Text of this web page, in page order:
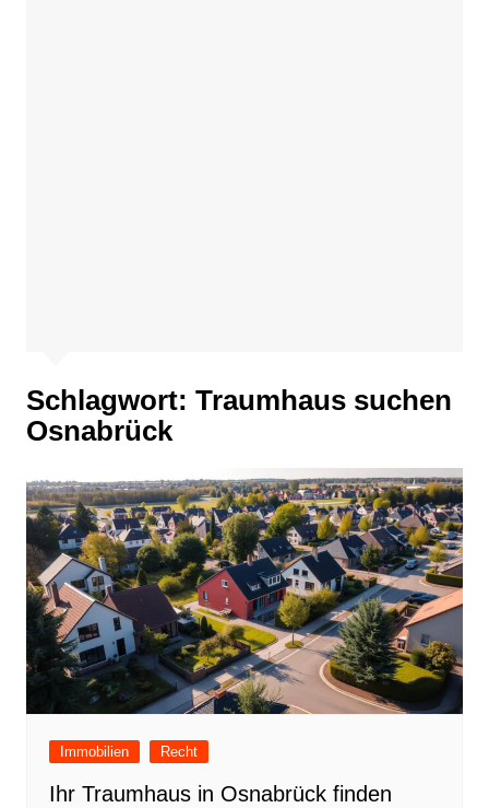
Schlagwort: Traumhaus suchen
Osnabrück
Immobilien Recht
Ihr Traumhaus in Osnabrück finden